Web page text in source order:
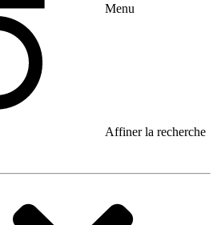
Menu
Affiner la recherche